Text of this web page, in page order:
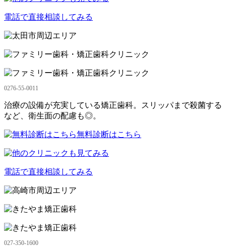
電話で直接相談してみる
0276-55-0011
治療の設備が充実している矯正歯科。スリッパまで殺菌する
など、衛生面の配慮も◎。
無料診断はこちら
電話で直接相談してみる
027-350-1600